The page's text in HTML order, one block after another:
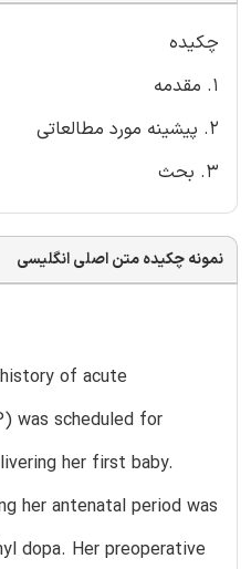
چکیده
1. مقدمه
2. پیشینه مورد مطالعاتی
3. بحث
نمونه چکیده متن اصلی انگلیسی
of acute
was scheduled for
her first baby.
her antenatal period was
dopa. Her preoperative